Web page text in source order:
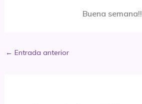
Buena semana!!
← Entrada anterior